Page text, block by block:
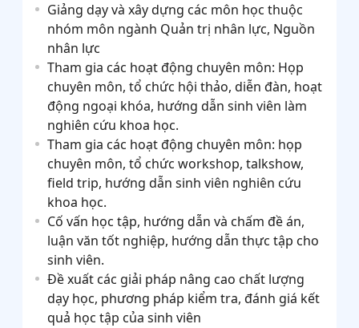
Giảng dạy và xây dựng các môn học thuộc
nhóm môn ngành Quản trị nhân lực, Nguồn
nhân lực
Tham gia các hoạt động chuyên môn: Họp
chuyên môn, tổ chức hội thảo, diễn đàn, hoạt
động ngoại khóa, hướng dẫn sinh viên làm
nghiên cứu khoa học.
Tham gia các hoạt động chuyên môn: họp
chuyên môn, tổ chức workshop, talkshow,
field trip, hướng dẫn sinh viên nghiên cứu
khoa học.
Cố vấn học tập, hướng dẫn và chấm đề án,
luận văn tốt nghiệp, hướng dẫn thực tập cho
sinh viên.
Đề xuất các giải pháp nâng cao chất lượng
dạy học, phương pháp kiểm tra, đánh giá kết
quả học tập của sinh viên